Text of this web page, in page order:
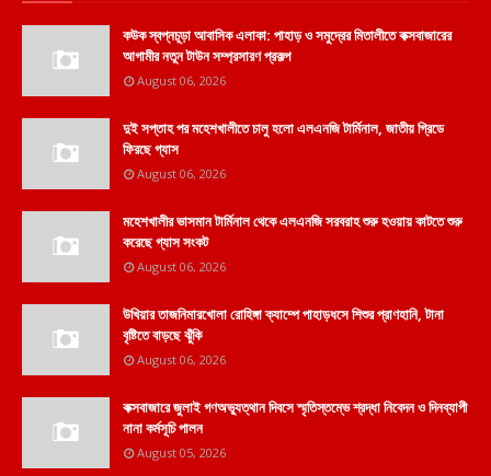
কউক স্বপ্নচূড়া আবাসিক এলাকা: পাহাড় ও সমুদ্রের মিতালীতে কক্সবাজারের
আগামীর নতুন টাউন সম্প্রসারণ প্রকল্প
August 06, 2026
দুই সপ্তাহ পর মহেশখালীতে চালু হলো এলএনজি টার্মিনাল, জাতীয় গ্রিডে
ফিরছে গ্যাস
August 06, 2026
মহেশখালীর ভাসমান টার্মিনাল থেকে এলএনজি সরবরাহ শুরু হওয়ায় কাটতে শুরু
করেছে গ্যাস সংকট
August 06, 2026
উখিয়ার তাজনিমারখোলা রোহিঙ্গা ক্যাম্পে পাহাড়ধসে শিশুর প্রাণহানি, টানা
বৃষ্টিতে বাড়ছে ঝুঁকি
August 06, 2026
কক্সবাজারে জুলাই গণঅভ্যুত্থান দিবসে স্মৃতিস্তম্ভে শ্রদ্ধা নিবেদন ও দিনব্যাপী
নানা কর্মসূচি পালন
August 05, 2026